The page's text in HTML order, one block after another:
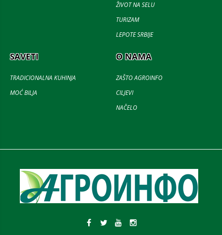
ŽIVOT NA SELU
TURIZAM
LEPOTE SRBIJE
SAVETI
TRADICIONALNA KUHINJA
MOĆ BILJA
O NAMA
ZAŠTO AGROINFO
CILJEVI
NAČELO